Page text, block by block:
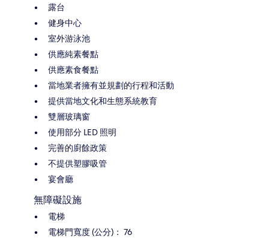
露台
健身中心
室外游泳池
供應純素餐點
供應素食餐點
當地業者擁有並規劃的行程和活動
提供當地文化和生態系統教育
雙層玻璃窗
使用部分 LED 照明
完善的廚餘政策
不提供塑膠吸管
宴會廳
無障礙設施
電梯
電梯門寬度 (公分)： 76